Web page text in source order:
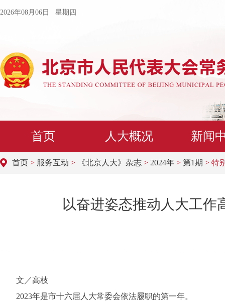
2026年08月06日 星期四
首页 人大概况 新闻
首页 > 服务互动 > 《北京人大》杂志 > 2024年 > 第1期 > 特
以奋进姿态推动人大工
文／高枝
2023年是市十六届人大常委会依法履职的第一年。